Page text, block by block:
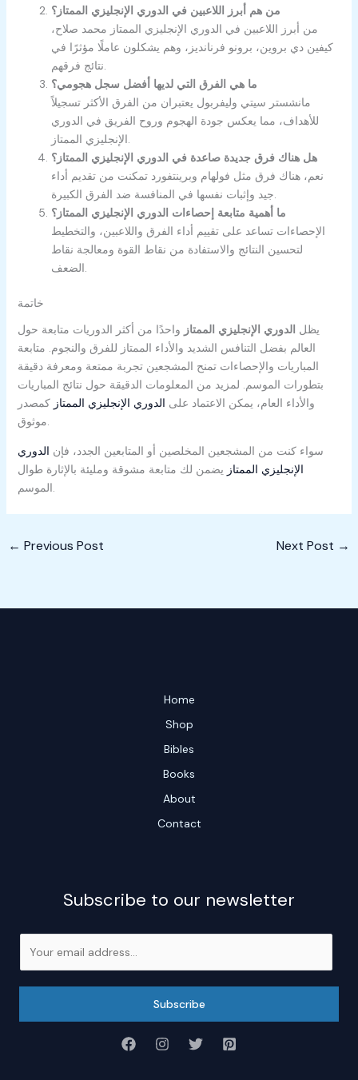
من هم أبرز اللاعبين في الدوري الإنجليزي الممتاز؟
من أبرز اللاعبين في الدوري الإنجليزي الممتاز محمد صلاح،
كيفين دي بروين، برونو فرنانديز، وهم يشكلون عاملًا مؤثرًا في
نتائج فرقهم.
ما هي الفرق التي لديها أفضل سجل هجومي؟
مانشستر سيتي وليفربول يعتبران من الفرق الأكثر تسجيلاً
للأهداف، مما يعكس جودة الهجوم وروح الفريق في الدوري
الإنجليزي الممتاز.
هل هناك فرق جديدة صاعدة في الدوري الإنجليزي الممتاز؟
نعم، هناك فرق مثل فولهام وبرينتفورد تمكنت من تقديم أداء
جيد وإثبات نفسها في المنافسة ضد الفرق الكبيرة.
ما أهمية متابعة إحصاءات الدوري الإنجليزي الممتاز؟
الإحصاءات تساعد على تقييم أداء الفرق واللاعبين، والتخطيط
لتحسين النتائج والاستفادة من نقاط القوة ومعالجة نقاط
الضعف.
خاتمة
يظل الدوري الإنجليزي الممتاز واحدًا من أكثر الدوريات متابعة حول
العالم بفضل التنافس الشديد والأداء الممتاز للفرق والنجوم. متابعة
المباريات والإحصاءات تمنح المشجعين تجربة ممتعة ومعرفة دقيقة
بتطورات الموسم. لمزيد من المعلومات الدقيقة حول نتائج المباريات
والأداء العام، يمكن الاعتماد على الدوري الإنجليزي الممتاز كمصدر
موثوق.
سواء كنت من المشجعين المخلصين أو المتابعين الجدد، فإن الدوري
الإنجليزي الممتاز يضمن لك متابعة مشوقة ومليئة بالإثارة طوال
الموسم.
← Previous Post Next Post →
Home
Shop
Bibles
Books
About
Contact
Subscribe to our newsletter
Subscribe